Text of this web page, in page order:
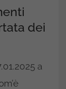
dei
a